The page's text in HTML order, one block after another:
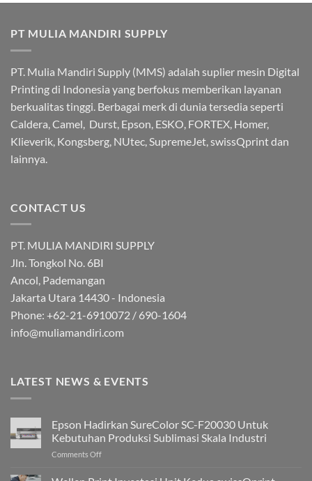
PT MULIA MANDIRI SUPPLY
PT. Mulia Mandiri Supply (MMS) adalah suplier mesin Digital
Printing di Indonesia yang berfokus memberikan layanan
berkualitas tinggi. Berbagai merk di dunia tersedia seperti
Caldera, Camel, Durst, Epson, ESKO, FORTEX, Homer,
Klieverik, Kongsberg, NUtec, SupremeJet, swissQprint dan
lainnya.
CONTACT US
PT. MULIA MANDIRI SUPPLY
Jln. Tongkol No. 6BI
Ancol, Pademangan
Jakarta Utara 14430 - Indonesia
Phone: +62-21-6910072 / 690-1604
info@muliamandiri.com
LATEST NEWS & EVENTS
Epson Hadirkan SureColor SC-F20030 Untuk
Kebutuhan Produksi Sublimasi Skala Industri
Comments Offon
Hadirkan